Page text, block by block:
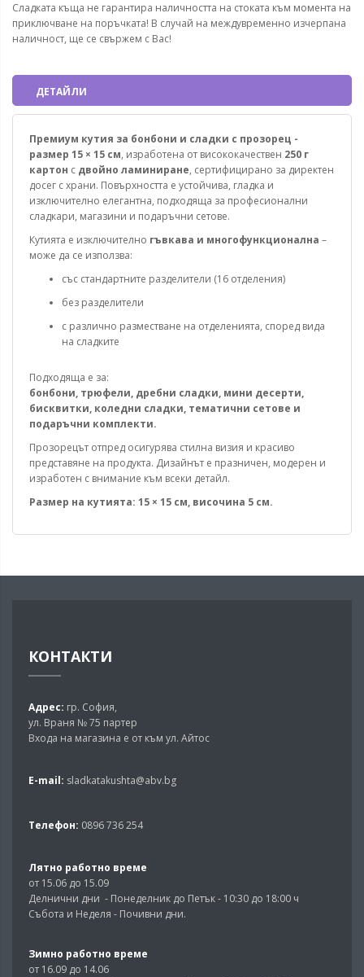
Сладката къща не гарантира наличността на стоката към момента на
приключване на поръчката! В случай на междувременно изчерпана
наличност, ще се свържем с Вас!
ДЕТАЙЛИ
Премиум кутия за бонбони и сладки с прозорец -
размер 15 × 15 см, изработена от висококачествен 250 г
картон с двойно ламиниране, сертифицирано за директен
досег с храни. Повърхността е устойчива, гладка и
изключително елегантна, подходяща за професионални
сладкари, магазини и подаръчни сетове.
Кутията е изключително гъвкава и многофункционална –
може да се използва:
със стандартните разделители (16 отделения)
без разделители
с различно разместване на отделенията, според вида
на сладките
Подходяща е за:
бонбони, трюфели, дребни сладки, мини десерти,
бисквитки, коледни сладки, тематични сетове и
подаръчни комплекти.
Прозорецът отпред осигурява стилна визия и красиво
представяне на продукта. Дизайнът е празничен, модерен и
изработен с внимание към всеки детайл.
Размер на кутията: 15 × 15 см, височина 5 см.
КОНТАКТИ
Адрес: гр. София,
ул. Враня № 75 партер
Входа на магазина е от към ул. Айтос
E-mail: sladkatakushta@abv.bg
Телефон: 0896 736 254
Лятно работно време
от 15.06 до 15.09
Делнични дни - Понеделник до Петък - 10:30 до 18:00 ч
Събота и Неделя - Почивни дни.
Зимно работно време
от 16.09 до 14.06